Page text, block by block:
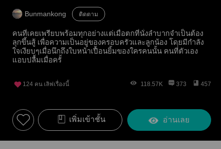
Bunmankong ติดตาม
คนที่เคยเพรียบพร้อมทุกอย่างแต่เมื่อตกที่นั่งลำบากจำเป็นต้อง
ลุกขึ้นสู้ เพื่อความเป็นอยู่ของครอบครัวและลูกน้อง โดยมีกำลัง
ใจเงียบๆเมื่อนึกถึงใบหน้าเปื้อนยิ้มของใครคนนั้น คนที่่ตัวเอง
แอบปลื้มเมื่อครั้
124 คน เลิฟเรื่องนี้ 118.57K 373 457
เพิ่มเข้าชั้น อ่านเลย